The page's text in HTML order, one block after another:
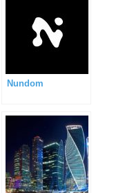
Nundom